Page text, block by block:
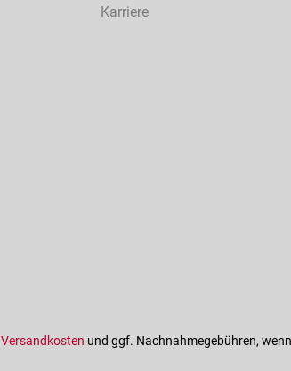
Karriere
Versandkosten und ggf. Nachnahmegebühren,